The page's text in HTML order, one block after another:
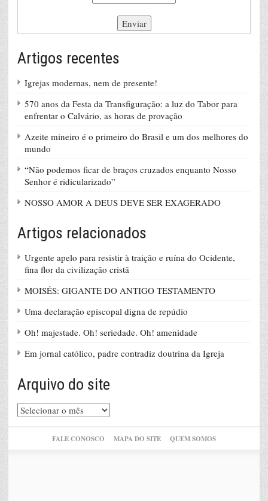
Artigos recentes
Igrejas modernas, nem de presente!
570 anos da Festa da Transfiguração: a luz do Tabor para
enfrentar o Calvário, as horas de provação
Azeite mineiro é o primeiro do Brasil e um dos melhores do
mundo
“Não podemos ficar de braços cruzados enquanto Nosso
Senhor é ridicularizado”
NOSSO AMOR A DEUS DEVE SER EXAGERADO
Artigos relacionados
Urgente apelo para resistir à traição e ruína do Ocidente,
fina flor da civilização cristã
MOISÉS: GIGANTE DO ANTIGO TESTAMENTO
Uma declaração episcopal digna de repúdio
Oh! majestade. Oh! seriedade. Oh! amenidade
Em jornal católico, padre contradiz doutrina da Igreja
Arquivo do site
Arquivo
do
FALE CONOSCO MAPA DO SITE QUEM SOMOS